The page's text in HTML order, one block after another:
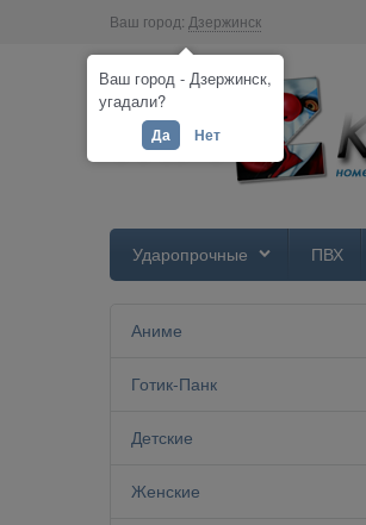
Ваш город: Дзержинск
Ударопрочные ПВХ
Аниме
Готик-Панк
Детские
Женские
Ваш город - Дзержинск,
угадали?
Да Нет